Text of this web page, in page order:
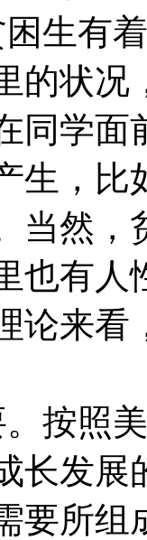
生有
的状
同学面
生，比
当然，
也有人
论来
按照
长发
要所